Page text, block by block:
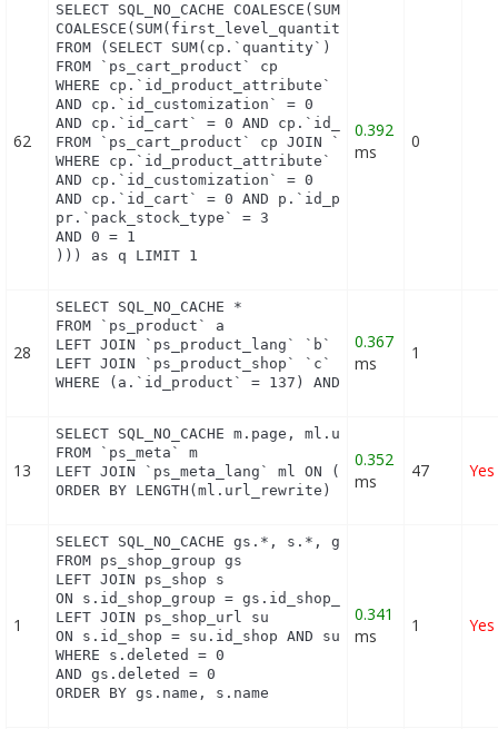
62
SELECT SQL_NO_CACHE
COALESCE(SUM(first_level_quantity), 0) as
FROM (SELECT SUM(cp.`quantity`) as
FROM `ps_cart_product` cp
WHERE cp.`id_product_attribute` = 0
AND cp.`id_customization` = 0
AND cp.`id_cart` = 0 AND cp.`id_product` = 137
FROM `ps_cart_product` cp JOIN `ps_pack` p ON
WHERE cp.`id_product_attribute` = 0
AND cp.`id_customization` = 0
AND cp.`id_cart` = 0 AND p.`id_product_item` =
pr.`pack_stock_type` = 3
AND 0 = 1
))) as q LIMIT 1
0.392
ms
0
28
SELECT SQL_NO_CACHE *
FROM `ps_product` a
LEFT JOIN `ps_product_lang` `b` ON
LEFT JOIN `ps_product_shop` `c` ON
WHERE (a.`id_product` = 137) AND (b.`id_shop` =
0.367
ms
1
13
SELECT SQL_NO_CACHE m.page, ml.url_rewrite,
FROM `ps_meta` m
LEFT JOIN `ps_meta_lang` ml ON (m.id_meta =
ORDER BY LENGTH(ml.url_rewrite) DESC
0.352
ms
47 Yes
1
SELECT SQL_NO_CACHE gs.*, s.*, gs.name AS
FROM ps_shop_group gs
LEFT JOIN ps_shop s
ON s.id_shop_group = gs.id_shop_group
LEFT JOIN ps_shop_url su
ON s.id_shop = su.id_shop AND su.main = 1
WHERE s.deleted = 0
AND gs.deleted = 0
ORDER BY gs.name, s.name
0.341
ms
1 Yes